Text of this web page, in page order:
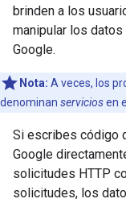
brinden a los
manipular los
Google.
Nota: A veces, los
denominan serviciosen
Si escribes código
Google
solicitudes HTTP
solicitudes, los